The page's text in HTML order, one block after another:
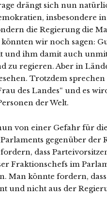
drängt sich nun
insbesondere
die Regierung die
wir noch sagen:
und ihm damit auch
zu regieren. Aber in
Trotzdem
des Landes“ und es
der Welt.
von einer Gefahr für
gegenüber
dass
Fraktionschefs im
Man könnte fordern,
und nicht aus der